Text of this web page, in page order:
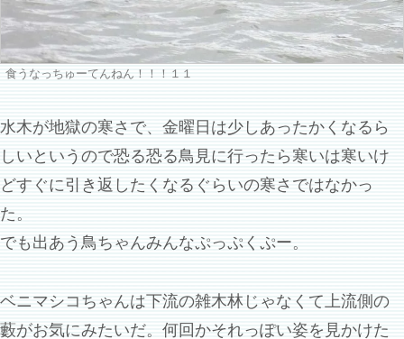
食うなっちゅーてんねん！！！１１
水木が地獄の寒さで、金曜日は少しあったかくなるら
しいというので恐る恐る鳥見に行ったら寒いは寒いけ
どすぐに引き返したくなるぐらいの寒さではなかっ
た。
でも出あう鳥ちゃんみんなぷっぷくぷー。
ベニマシコちゃんは下流の雑木林じゃなくて上流側の
藪がお気にみたいだ。何回かそれっぽい姿を見かけた